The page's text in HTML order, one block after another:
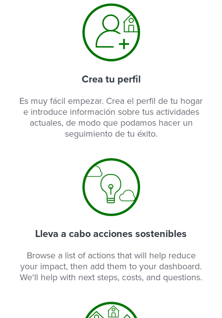
Crea tu perfil
Es muy fácil empezar. Crea el perfil de tu hogar
e introduce información sobre tus actividades
actuales, de modo que podamos hacer un
seguimiento de tu éxito.
Lleva a cabo acciones sostenibles
Browse a list of actions that will help reduce
your impact, then add them to your dashboard.
We'll help with next steps, costs, and questions.